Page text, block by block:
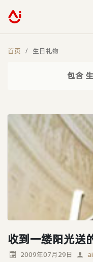
首页 生日礼物
包含
收到一缕阳光送
2009年07月29日